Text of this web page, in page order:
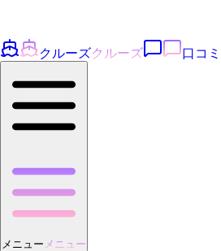
クルーズクルーズ 口コミ
メニュー メニュー